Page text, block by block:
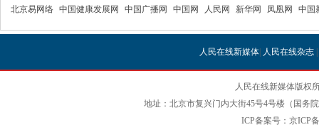
北京易网络 中国健康发展网 中国广播网 中国网 人民网 新华网 凤凰网 中国
人民在线新媒体| 人民在线杂志|
人民在线新媒体版权
地址：北京市复兴门内大街45号4号楼（国务
ICP备案号：京ICP